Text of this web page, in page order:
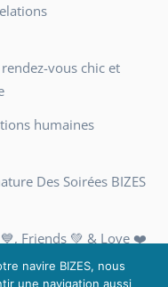
vous chic et
humaines
Des Soirées BIZES
💙, Friends 💚 & Love ❤️
Marseille
navire BIZES, nous
une navigation aussi